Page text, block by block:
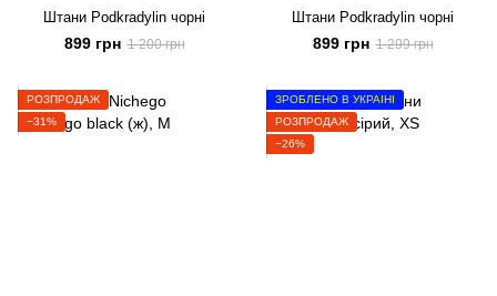
Штани Podkradylin чорні
899 грн 1 200 грн
Штани Podkradylin чорні
899 грн 1 299 грн
РОЗПРОДАЖ
−31%
ЗРОБЛЕНО В УКРАЇНІ
РОЗПРОДАЖ
−26%